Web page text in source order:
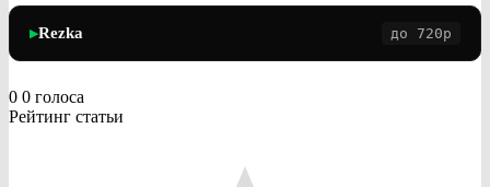
▶Rezka до 720p
0 0 голоса
Рейтинг статьи